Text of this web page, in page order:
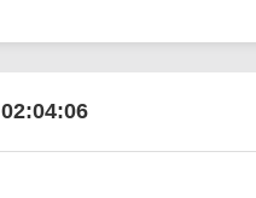
02:04:05